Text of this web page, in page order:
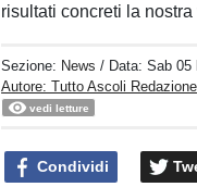
risultati concreti la
Sezione: News / Data:Sab 05
Autore: Tutto Ascoli Redazione
vedi letture
Condividi